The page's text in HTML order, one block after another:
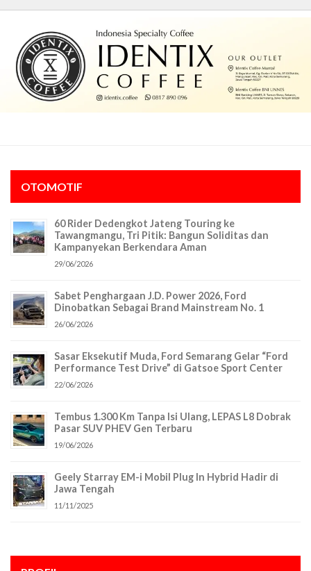
OTOMOTIF
60 Rider Dedengkot Jateng Touring ke
Tawangmangu, Tri Pitik: Bangun Soliditas dan
Kampanyekan Berkendara Aman
29/06/2026
Sabet Penghargaan J.D. Power 2026, Ford
Dinobatkan Sebagai Brand Mainstream No. 1
26/06/2026
Sasar Eksekutif Muda, Ford Semarang Gelar “Ford
Performance Test Drive” di Gatsoe Sport Center
22/06/2026
Tembus 1.300 Km Tanpa Isi Ulang, LEPAS L8 Dobrak
Pasar SUV PHEV Gen Terbaru
19/06/2026
Geely Starray EM-i Mobil Plug In Hybrid Hadir di
Jawa Tengah
11/11/2025